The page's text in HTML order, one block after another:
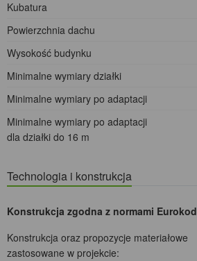
Kubatura
Powierzchnia dachu
Wysokość budynku
Minimalne wymiary działki
Minimalne wymiary po adaptacji
Minimalne wymiary po adaptacji
dla działki do 16 m
Technologia i konstrukcja
Konstrukcja zgodna z normami Eurokod
Konstrukcja oraz propozycje materiałowe
zastosowane w projekcie: